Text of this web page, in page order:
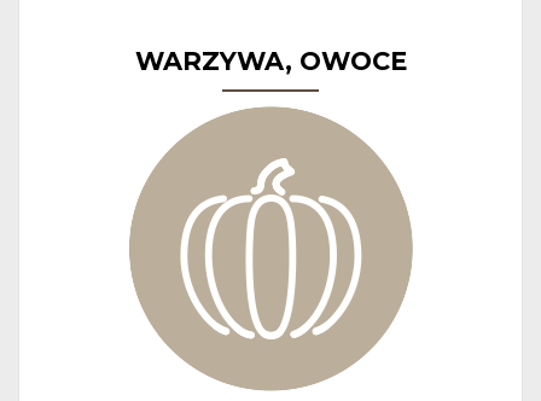
WARZYWA, OWOCE